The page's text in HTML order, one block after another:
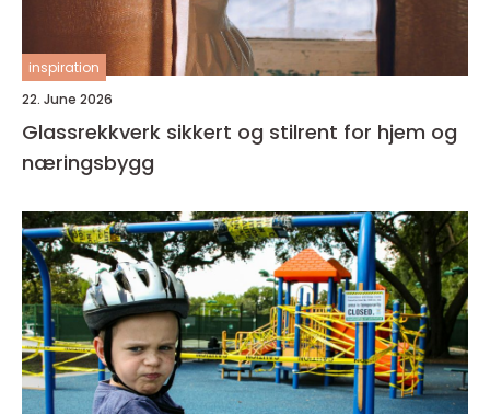
inspiration
22. June 2026
Glassrekkverk sikkert og stilrent for hjem og
næringsbygg